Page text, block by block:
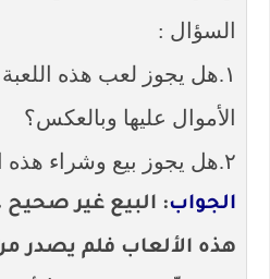
السؤال :
١.هل يجوز لعب هذه
الأموال عليها وبالعكس؟
٢.هل يجوز بيع وشراء هذه اللعبة؟
الجواب: البيع غير
هذه الألعاب فلم يصدر